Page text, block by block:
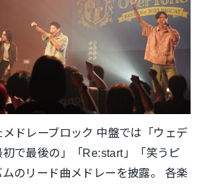
ドレーブロック 中盤では「ウェデ
で最後の」「Re:start」「笑うピ
ムのリード曲メドレーを披露。 各楽